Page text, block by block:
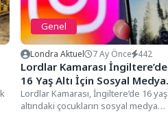
Genel
Londra Aktuel 7 Ay Önce 442
Lordlar Kamarası İngiltere’de
16 Yaş Altı İçin Sosyal Medya
Yasağını Destekledi
Lordlar Kamarası, İngiltere’de 16 yaş
altındaki çocukların sosyal medya